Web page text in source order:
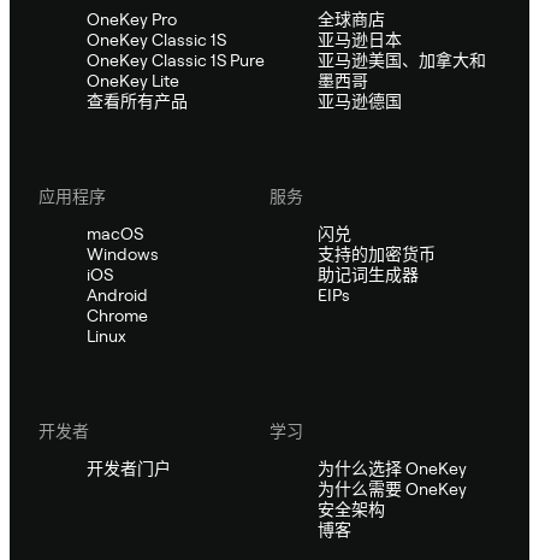
OneKey Pro
OneKey Classic 1S
OneKey Classic 1S Pure
OneKey Lite
查看所有产品
全球商店
亚马逊日本
亚马逊美国、加拿大和
墨西哥
亚马逊德国
应用程序
macOS
Windows
iOS
Android
Chrome
Linux
服务
闪兑
支持的加密货币
助记词生成器
EIPs
开发者
开发者门户
学习
为什么选择 OneKey
为什么需要 OneKey
安全架构
博客